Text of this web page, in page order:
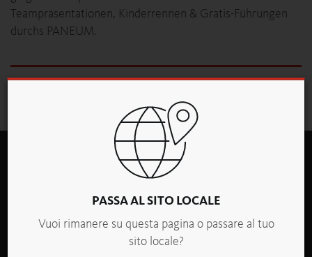
PASSA AL SITO LOCALE
Vuoi rimanere su questa pagina o passare al tuo
sito locale?
Teampräsentationen, Kinderrennen & Gratis-Führungen
durchs PANEUM.